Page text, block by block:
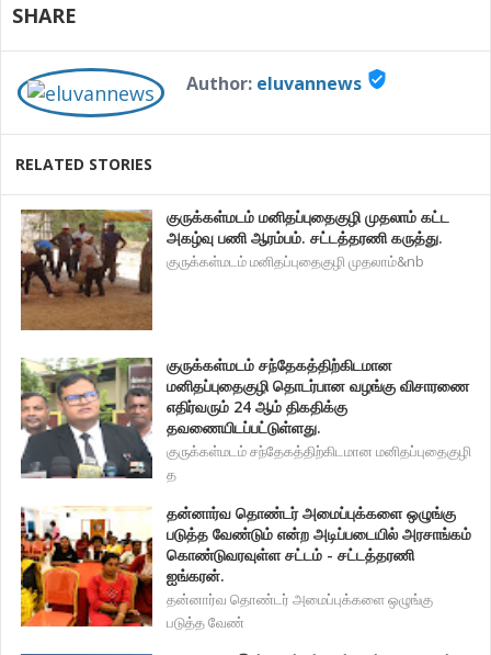
SHARE
Author: eluvannews verified_user
RELATED STORIES
குருக்கள்மடம் மனிதப்புதைகுழி முதலாம் கட்ட
அகழ்வு பணி ஆரம்பம். சட்டத்தரணி கருத்து.
குருக்கள்மடம் மனிதப்புதைகுழி முதலாம்&nb
குருக்கள்மடம் சந்தேகத்திற்கிடமான
மனிதப்புதைகுழி தொடர்பான வழங்கு விசாரணை
எதிர்வரும் 24 ஆம் திகதிக்கு
தவணையிடப்பட்டுள்ளது.
குருக்கள்மடம் சந்தேகத்திற்கிடமான மனிதப்புதைகுழி
த
தன்னார்வ தொண்டர் அமைப்புக்களை ஒழுங்கு
படுத்த வேண்டும் என்ற அடிப்படையில் அரசாங்கம்
கொண்டுவரவுள்ள சட்டம் - சட்டத்தரணி
ஐங்கரன்.
தன்னார்வ தொண்டர் அமைப்புக்களை ஒழுங்கு
படுத்த வேண்